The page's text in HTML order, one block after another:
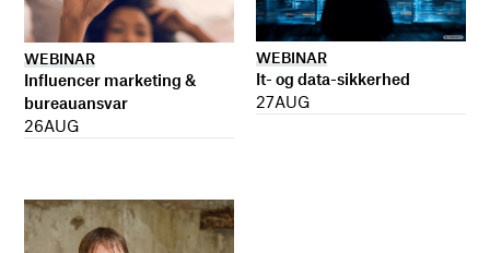
WEBINAR
Influencer marketing &
bureauansvar
26AUG
WEBINAR
It- og data-sikkerhed
27AUG